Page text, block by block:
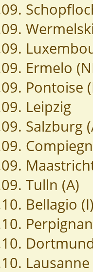
Ermelo
Pontoise
Leipzig
Salzburg
Tulln (A)
Bellagio
Lausanne